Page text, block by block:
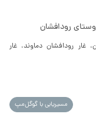
رودافشان
غار رودافشان دماوند، غار
مسیریابی با گوگل‌مپ